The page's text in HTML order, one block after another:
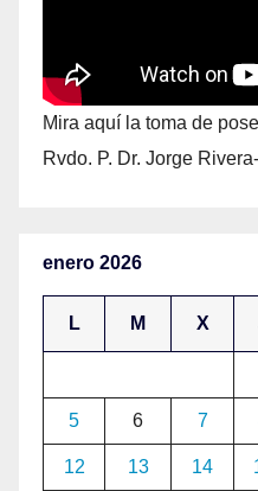
Mira aquí la toma de
Rvdo. P. Dr. Jorge
enero 2026
L M X
5 6 7
12 13 14